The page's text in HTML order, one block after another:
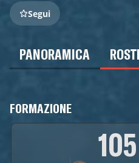
Segui
PANORAMICA
FORMAZIONE
105